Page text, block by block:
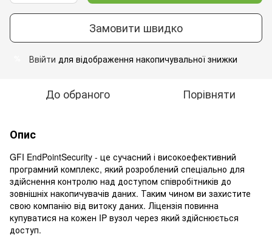
Замовити швидко
Ввійти для відображення накопичувальної знижки
До обраного Порівняти
Опис
GFI EndPointSecurity - це сучасний і високоефективний
програмний комплекс, який розроблений спеціально для
здійснення контролю над доступом співробітників до
зовнішніх накопичувачів даних. Таким чином ви захистите
свою компанію від витоку даних. Ліцензія повинна
купуватися на кожен IP вузол через який здійснюється
доступ.